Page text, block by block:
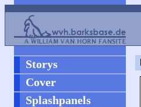
Storys
Cover
Splashpanels